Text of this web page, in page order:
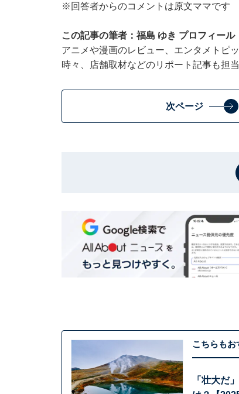
※回答者からのコメントは原文ママです
この記事の筆者：福島 ゆき プロフィール
アニメや漫画のレビュー、エンタメトピ
時々、店舗取材などのリポート記事も担
次ページ
こちらもお
「壮大だ